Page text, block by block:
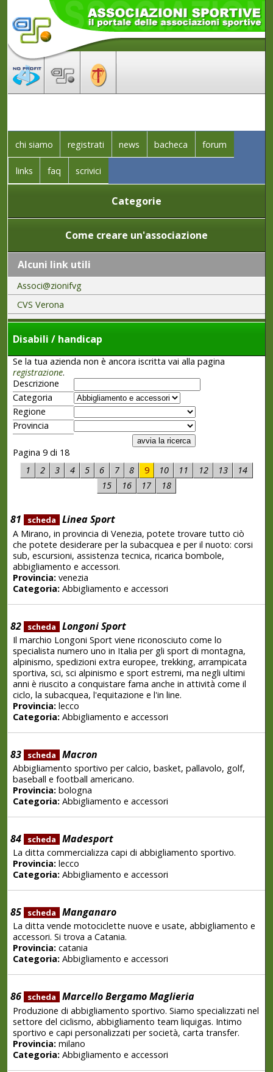
chi siamo registrati news bacheca forum
links faq scrivici
Categorie
Come creare un'associazione
Alcuni link utili
Associ@zionifvg
CVS Verona
Disabili / handicap
Se la tua azienda non è ancora iscritta vai alla pagina
registrazione.
Descrizione
Categoria
Regione
Provincia
Pagina 9 di 18
1
2 3 4 5 6 7 8 9 10 11 12 13
14
15
16 17 18
81 scheda Linea Sport
A Mirano, in provincia di Venezia, potete trovare tutto ciò
che potete desiderare per la subacquea e per il nuoto: corsi
sub, escursioni, assistenza tecnica, ricarica bombole,
abbigliamento e accessori.
Provincia:venezia
Categoria:Abbigliamento e accessori
82 scheda Longoni Sport
Il marchio Longoni Sport viene riconosciuto come lo
specialista numero uno in Italia per gli sport di montagna,
alpinismo, spedizioni extra europee, trekking, arrampicata
sportiva, sci, sci alpinismo e sport estremi, ma negli ultimi
anni è riuscito a conquistare fama anche in attività come il
ciclo, la subacquea, l'equitazione e l'in line.
Provincia:lecco
Categoria:Abbigliamento e accessori
83 scheda Macron
Abbigliamento sportivo per calcio, basket, pallavolo, golf,
baseball e football americano.
Provincia:bologna
Categoria:Abbigliamento e accessori
84 scheda Madesport
La ditta commercializza capi di abbigliamento sportivo.
Provincia:lecco
Categoria:Abbigliamento e accessori
85 scheda Manganaro
La ditta vende motociclette nuove e usate, abbigliamento e
accessori. Si trova a Catania.
Provincia:catania
Categoria:Abbigliamento e accessori
86 scheda Marcello Bergamo Maglieria
Produzione di abbigliamento sportivo. Siamo specializzati nel
settore del ciclismo, abbigliamento team liquigas. Intimo
sportivo e capi personalizzati per società, carta transfer.
Provincia:milano
Categoria:Abbigliamento e accessori